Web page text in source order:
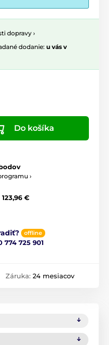
dopravy ›
dodanie: u vás v
Do košíka
›
123,96 €
offline
774 725 901
Záruka: 24 mesiacov